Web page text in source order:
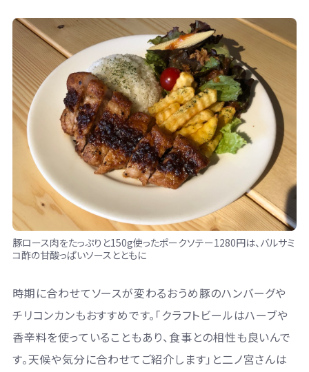
豚ロース肉をたっぷりと150g使ったポークソテー1280円は、バルサミ
コ酢の甘酸っぱいソースとともに
時期に合わせてソースが変わるおうめ豚のハンバーグや
チリコンカンもおすすめです。「クラフトビールはハーブや
香辛料を使っていることもあり、食事との相性も良いんで
す。天候や気分に合わせてご紹介します」と二ノ宮さんは